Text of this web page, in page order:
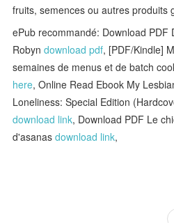
fruits, semences ou autres produits
ePub recommandé: Download PDF
Robyndownload pdf, [PDF/Kindle]
semaines de menus et de batch
here, Online Read Ebook My
Loneliness: Special Edition
download link, Download PDF Le
d'asanasdownload link,